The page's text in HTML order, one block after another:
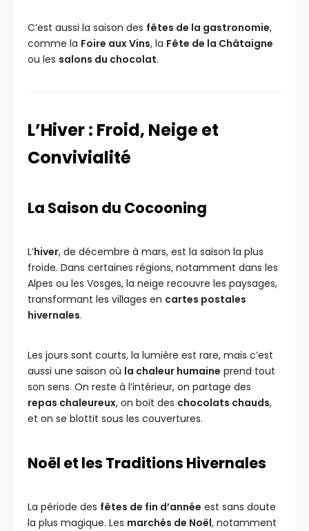
C’est aussi la saison des fêtes de la gastronomie,
comme la Foire aux Vins, la Fête de la Châtaigne
ou les salons du chocolat.
L’Hiver : Froid, Neige et
Convivialité
La Saison du Cocooning
L’hiver, de décembre à mars, est la saison la plus
froide. Dans certaines régions, notamment dans les
Alpes ou les Vosges, la neige recouvre les paysages,
transformant les villages en cartes postales
hivernales.
Les jours sont courts, la lumière est rare, mais c’est
aussi une saison où la chaleur humaine prend tout
son sens. On reste à l’intérieur, on partage des
repas chaleureux, on boit des chocolats chauds,
et on se blottit sous les couvertures.
Noël et les Traditions Hivernales
La période des fêtes de fin d’année est sans doute
la plus magique. Les marchés de Noël, notamment